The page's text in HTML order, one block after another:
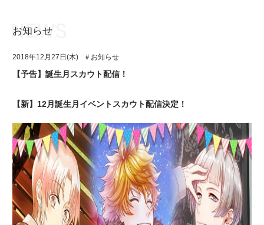
イベント・キャンペーン
ミュージック
グッズ・本
ギャラリー
アプリゲーム
イベント・キャンペーン
ミュージック
グッズ・本
お知らせ
2018年12月27日(木) ＃お知らせ
【予告】誕生月スカウト配信！
【新】12月誕生月イベントスカウト配信決定！